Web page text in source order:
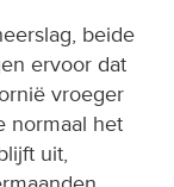
beide
ervoor dat
vroeger
normaal het
uit,